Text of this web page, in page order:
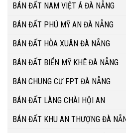
BÁN ĐẤT NAM VIỆT Á ĐÀ NẴNG
BÁN ĐẤT PHÚ MỸ AN ĐÀ NẴNG
BÁN ĐẤT HÒA XUÂN ĐÀ NẴNG
BÁN ĐẤT BIỂN MỸ KHÊ ĐÀ NẴNG
BÁN CHUNG CƯ FPT ĐÀ NẴNG
BÁN ĐẤT LÀNG CHÀI HỘI AN
BÁN ĐẤT KHU AN THƯỢNG ĐÀ